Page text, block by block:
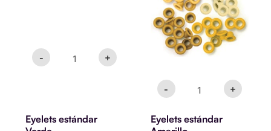
- +
Eyelets estándar
- +
Eyelets estándar